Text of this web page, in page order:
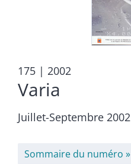
175 | 2002
Varia
Juillet-Septembre 2002
Sommaire du numéro